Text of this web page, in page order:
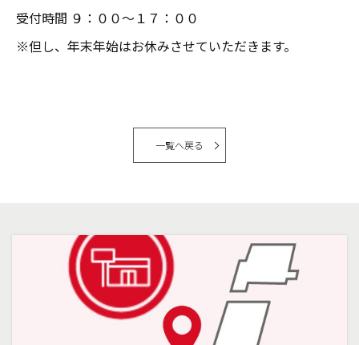
受付時間 ９：００～１７：００
※但し、年末年始はお休みさせていただきます。
一覧へ戻る